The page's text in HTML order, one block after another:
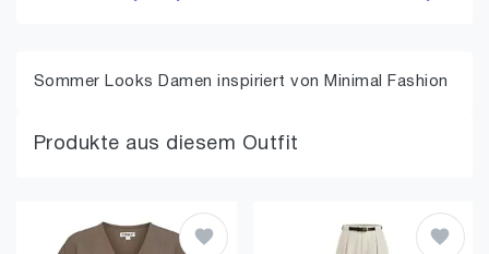
Sommer Looks Damen inspiriert von Minimal Fashion
Produkte aus diesem Outfit